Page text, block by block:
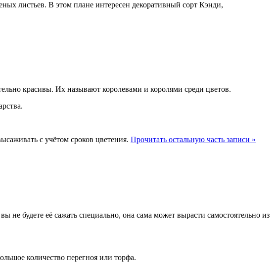
листьев. В этом плане интересен декоративный сорт Кэнди,
красивы. Их называют королевами и королями среди цветов.
с учётом сроков цветения. Прочитать остальную часть записи »
не будете её сажать специально, она сама может вырасти самостоятельно из
количество перегноя или торфа.